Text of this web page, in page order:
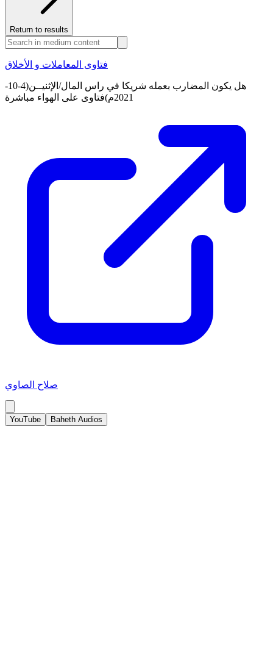
Return to results
فتاوى المعاملات و الأخلاق
هل يكون المضارب بعمله شريكا في راس المال/الإثنيــن(4-10-
2021م)فتاوى على الهواء مباشرة
صلاح الصاوي
YouTube Baheth Audios